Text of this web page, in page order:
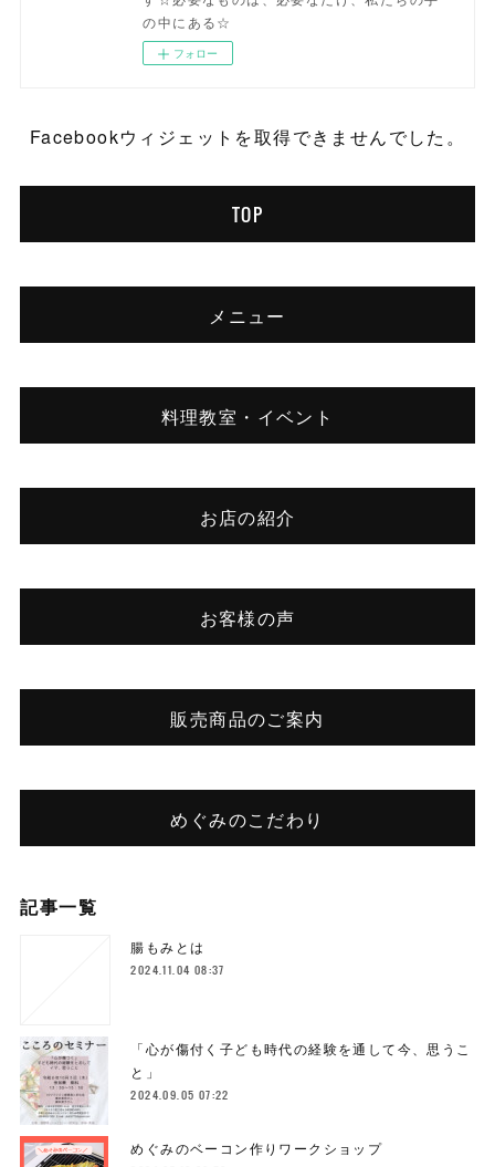
の中にある☆
フォロー
Facebookウィジェットを取得できませんでした。
TOP
メニュー
料理教室・イベント
お店の紹介
お客様の声
販売商品のご案内
めぐみのこだわり
記事一覧
腸もみとは
2024.11.04 08:37
「心が傷付く子ども時代の経験を通して今、思うこ
と」
2024.09.05 07:22
めぐみのベーコン作りワークショップ